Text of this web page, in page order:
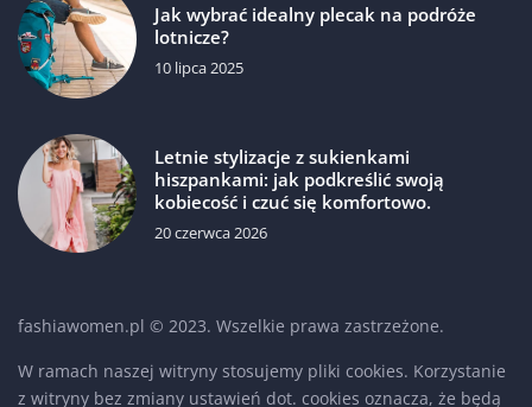
Jak wybrać idealny plecak na podróże
lotnicze?
10 lipca 2025
Letnie stylizacje z sukienkami
hiszpankami: jak podkreślić swoją
kobiecość i czuć się komfortowo.
20 czerwca 2026
fashiawomen.pl © 2023. Wszelkie prawa zastrzeżone.
W ramach naszej witryny stosujemy pliki cookies. Korzystanie
z witryny bez zmiany ustawień dot. cookies oznacza, że będą